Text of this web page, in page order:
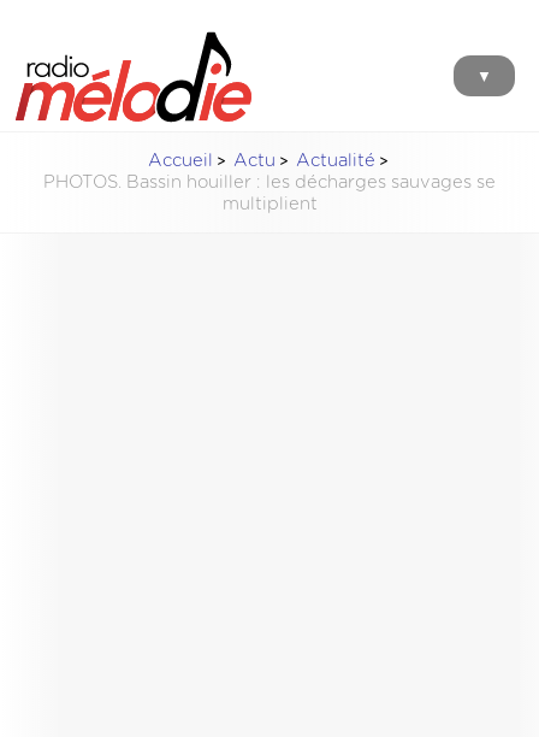
▼
Accueil Actu
Actualité
PHOTOS. Bassin houiller : les décharges sauvages se
multiplient